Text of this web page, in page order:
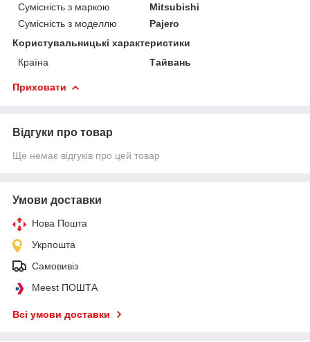
Сумісність з маркою
Mitsubishi
Сумісність з моделлю
Pajero
Користувальницькі характеристики
Країна
Тайвань
Приховати
Відгуки про товар
Ще немає відгуків про цей товар
Умови доставки
Нова Пошта
Укрпошта
Самовивіз
Meest ПОШТА
Всі умови доставки